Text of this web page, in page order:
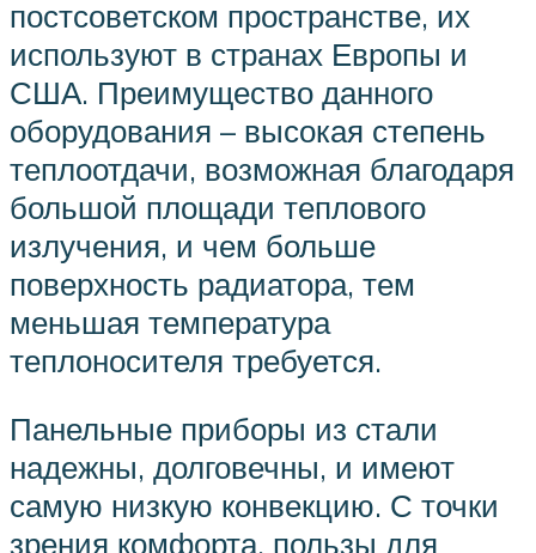
постсоветском пространстве, их
используют в странах Европы и
США. Преимущество данного
оборудования – высокая степень
теплоотдачи, возможная благодаря
большой площади теплового
излучения, и чем больше
поверхность радиатора, тем
меньшая температура
теплоносителя требуется.
Панельные приборы из стали
надежны, долговечны, и имеют
самую низкую конвекцию. С точки
зрения комфорта, пользы для